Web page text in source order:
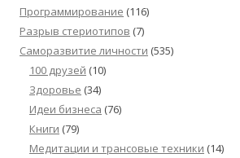
Программирование (116)
Разрыв стериотипов (7)
Саморазвитие личности (535)
100 друзей (10)
Здоровье (34)
Идеи бизнеса (76)
Книги (79)
Медитации и трансовые техники (14)